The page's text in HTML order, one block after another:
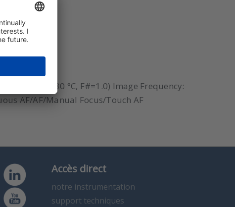
mK (@ 30 °C, F#=1.0) Image Frequency:
AF/AF/Manual Focus/Touch AF
Accès direct
notre instrumentation
support techniques